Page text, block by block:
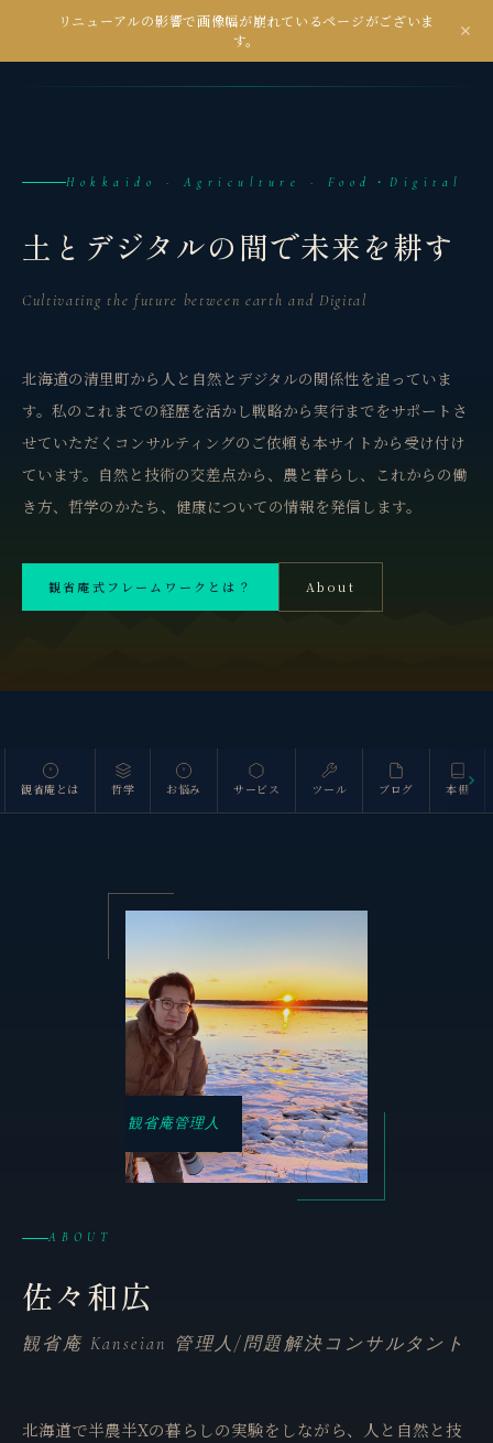
リニューアルの影響で画像幅が崩れているページがございま
す。
kanseian
斜里岳 1,547m
Hokkaido · Agriculture · Food・Digital
土とデジタルの間で未来を耕す
Cultivating the future between earth and Digital
北海道の清里町から人と自然とデジタルの関係性を追っていま
す。私のこれまでの経歴を活かし戦略から実行までをサポートさ
せていただくコンサルティングのご依頼も本サイトから受け付け
ています。自然と技術の交差点から、農と暮らし、これからの働
き方、哲学のかたち、健康についての情報を発信します。
観省庵式フレームワークとは？ About
観省庵とは 哲学 お悩み サービス ツール ブログ 本棚
観省庵管理人
ABOUT
佐々和広
観省庵 Kanseian 管理人/問題解決コンサルタント
北海道で半農半Xの暮らしの実験をしながら、人と自然と技